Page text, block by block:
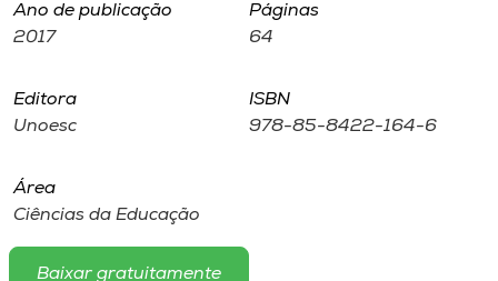
Museu
Store
Selecione
Ano de publicação
2017
Páginas
64
Editora
Unoesc
ISBN
978-85-8422-164-6
Área
Ciências da Educação
Baixar gratuitamente